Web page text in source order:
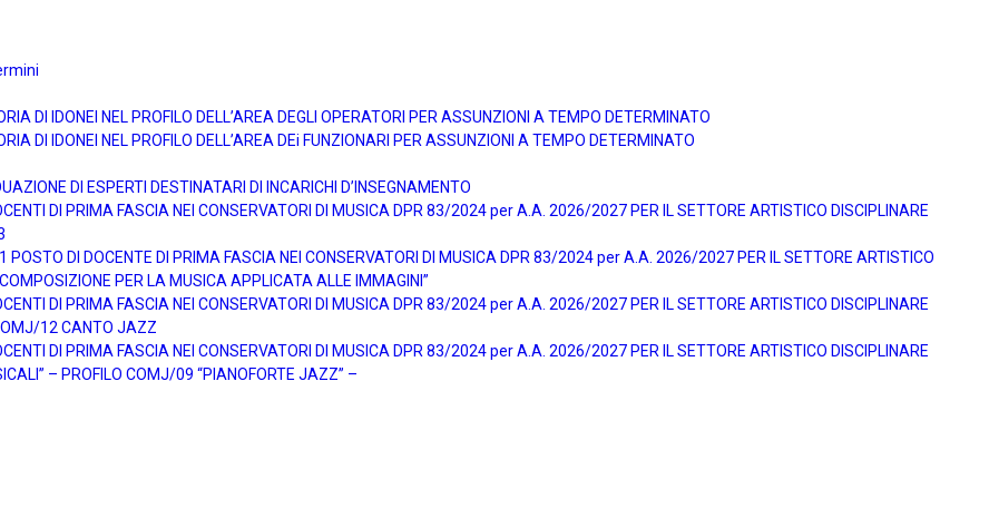
DI IDONEI NEL PROFILO DELL’AREA DEGLI OPERATORI PER ASSUNZIONI A TEMPO DETERMINATO
DI IDONEI NEL PROFILO DELL’AREA DEi FUNZIONARI PER ASSUNZIONI A TEMPO DETERMINATO
DI ESPERTI DESTINATARI DI INCARICHI D’INSEGNAMENTO
DI PRIMA FASCIA NEI CONSERVATORI DI MUSICA DPR 83/2024 per A.A. 2026/2027 PER IL SETTORE ARTISTICO DISCIPLINARE
POSTO DI DOCENTE DI PRIMA FASCIA NEI CONSERVATORI DI MUSICA DPR 83/2024 per A.A. 2026/2027 PER IL SETTORE ARTISTICO
PER LA MUSICA APPLICATA ALLE IMMAGINI”
DI PRIMA FASCIA NEI CONSERVATORI DI MUSICA DPR 83/2024 per A.A. 2026/2027 PER IL SETTORE ARTISTICO DISCIPLINARE
12 CANTO JAZZ
DI PRIMA FASCIA NEI CONSERVATORI DI MUSICA DPR 83/2024 per A.A. 2026/2027 PER IL SETTORE ARTISTICO DISCIPLINARE
– PROFILO COMJ/09 “PIANOFORTE JAZZ” –